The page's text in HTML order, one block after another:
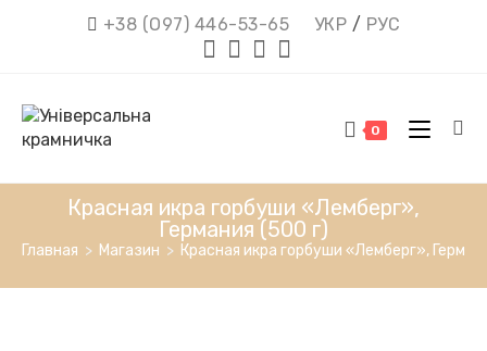
+38 (О97) 446-53-65 УКР / РУС
0
Красная икра горбуши «Лемберг»,
Германия (500 г)
Главная > Магазин > Красная икра горбуши «Лемберг»,